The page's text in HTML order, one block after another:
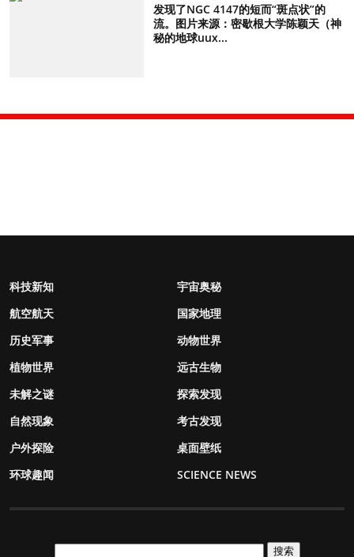
发现了NGC 4147的短而“斑点状”的
流。图片来源：密歇根大学陈颖天（神
秘的地球uux...
科技新知
宇宙奥秘
航空航天
国家地理
历史军事
动物世界
植物世界
远古生物
未解之谜
探索发现
自然现象
考古发现
户外探险
桌面壁纸
环球趣闻
SCIENCE NEWS